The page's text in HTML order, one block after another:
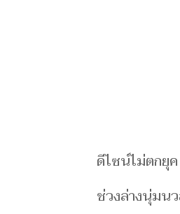
ดีไซน์ไม่ตกยุ
ช่วงล่างนุ่มน